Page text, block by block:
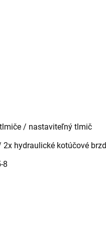
/ nastaviteľný tlmič
hydraulické kotúčové
8